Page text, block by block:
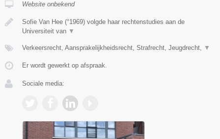
Website onbekend
Sofie Van Hee (°1969) volgde haar rechtenstudies aan de
Universiteit van ▼
Verkeersrecht, Aansprakelijkheidsrecht, Strafrecht, Jeugdrecht, ▼
Er wordt gewerkt op afspraak.
Sociale media: